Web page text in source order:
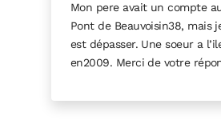
Mon pere avait un compte
Pont de Beauvoisin38, mais
est dépasser. Une soeur a
en2009. Merci de votre